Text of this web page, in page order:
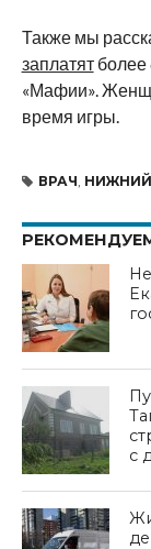
Также мы
заплатятболее
«Мафии».
время игры.
ВРАЧ
с